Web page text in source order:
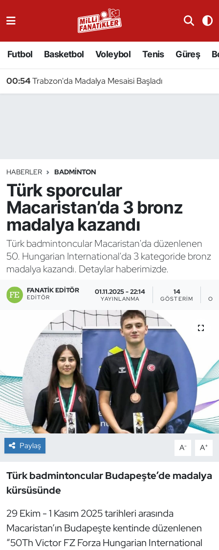
Futbol Basketbol Voleybol Tenis Güreş
00:54Trabzon'da Madalya Mesaisi Başladı
HABERLER BADMINTON
Türk sporcular
Macaristan’da 3 bronz
madalya kazandı
Türk badmintoncular Macaristan'da düzenlenen
50. Hungarian International'da 3 kategoride bronz
madalya kazandı. Detaylar haberimizde.
FANATIK EDITÖR
EDITÖR
01.11.2025 - 22:14
YAYINLANMA
14
GÖSTERIM
Paylaş A- A+
Türk badmintoncular Budapeşte’de madalya
kürsüsünde
29 Ekim - 1 Kasım 2025 tarihleri arasında
Macaristan’ın Budapeşte kentinde düzenlenen
“50Th Victor FZ Forza Hungarian International
Badminton
Binicilik
Bisiklet
Bocce Bowling Dart
Boks
Briç
Buz Hokeyi
Buz Pateni
Çim Hokeyi
Cimnastik
Curling
Dağcılık
Dövüş Sanatı
E-Spor
Eskrim